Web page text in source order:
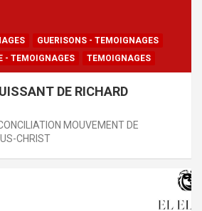
GUERISONS - TEMOIGNAGES
- TEMOIGNAGES
TEMOIGNAGES
DE RICHARD
MOUVEMENT DE
CHRIST